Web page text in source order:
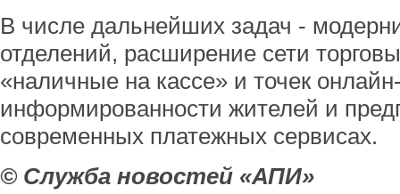
В числе дальнейших задач -
отделений, расширение сети
«наличные на кассе» и точек
информированности жителей и
современных платежных сервисах.
© Служба новостей «АПИ»